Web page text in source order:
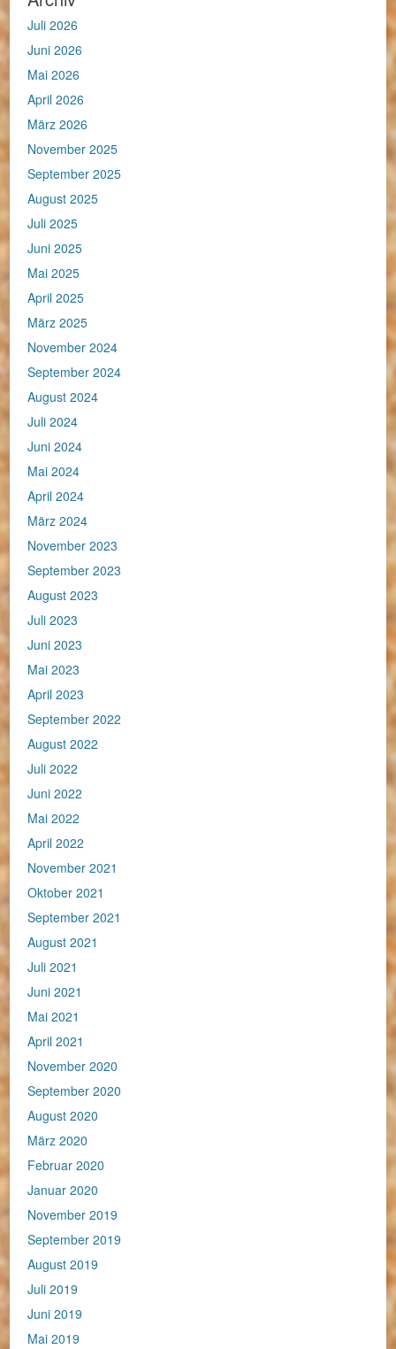
Juli 2026
Juni 2026
Mai 2026
April 2026
März 2026
November 2025
September 2025
August 2025
Juli 2025
Juni 2025
Mai 2025
April 2025
März 2025
November 2024
September 2024
August 2024
Juli 2024
Juni 2024
Mai 2024
April 2024
März 2024
November 2023
September 2023
August 2023
Juli 2023
Juni 2023
Mai 2023
April 2023
September 2022
August 2022
Juli 2022
Juni 2022
Mai 2022
April 2022
November 2021
Oktober 2021
September 2021
August 2021
Juli 2021
Juni 2021
Mai 2021
April 2021
November 2020
September 2020
August 2020
März 2020
Februar 2020
Januar 2020
November 2019
September 2019
August 2019
Juli 2019
Juni 2019
Mai 2019